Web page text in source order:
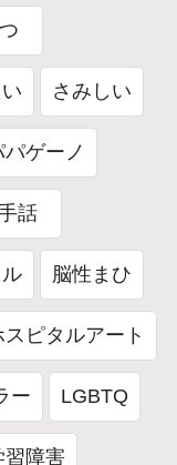
さみしい
パゲーノ
話
脳性まひ
スピタルアート
ー LGBTQ
習障害